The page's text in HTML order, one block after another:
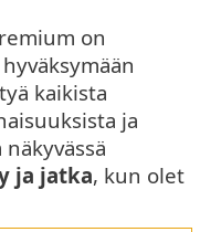
on
kaikista
ja
ja jatka, kun olet